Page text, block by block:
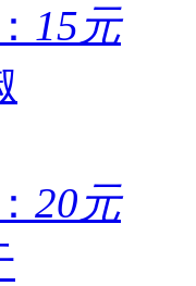
15元
20元